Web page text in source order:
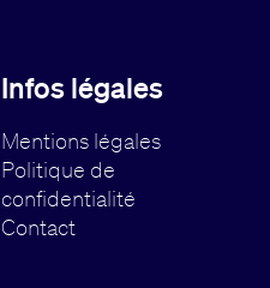
Infos légales
Mentions légales
Politique de
confidentialité
Contact